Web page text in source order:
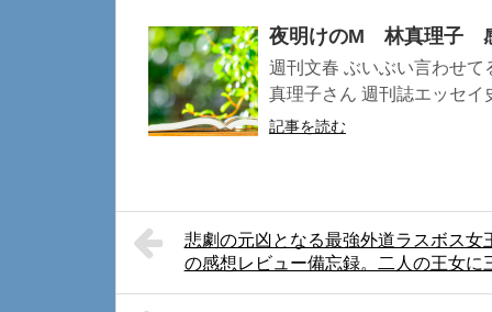
夜明けのM 林真理子
週刊文春 ぶいぶい言わせ
真理子さん 週刊誌エッセイ
記事を読む
悲劇の元凶となる最強外道ラスボス
の感想レビュー備忘録。二人の王女に